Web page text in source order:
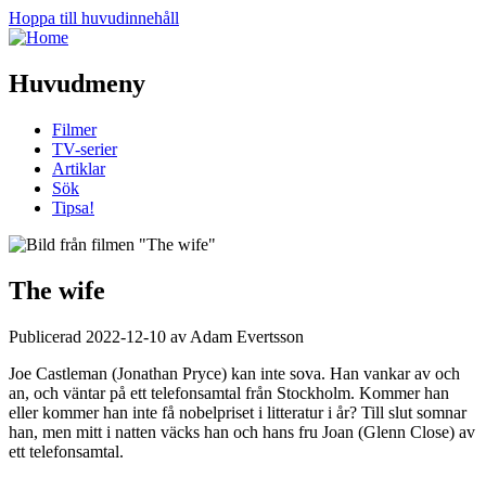
Hoppa till huvudinnehåll
Huvudmeny
Filmer
TV-serier
Artiklar
Sök
Tipsa!
The wife
Publicerad 2022-12-10 av Adam Evertsson
Joe Castleman (Jonathan Pryce) kan inte sova. Han vankar av och
an, och väntar på ett telefonsamtal från Stockholm. Kommer han
eller kommer han inte få nobelpriset i litteratur i år? Till slut somnar
han, men mitt i natten väcks han och hans fru Joan (Glenn Close) av
ett telefonsamtal.